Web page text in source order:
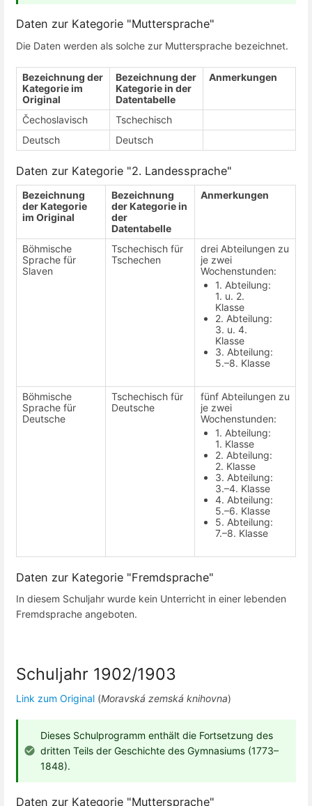
Daten zur Kategorie "Muttersprache"
Die Daten werden als solche zur Muttersprache bezeichnet.
Bezeichnung der
Kategorie im
Original
Bezeichnung der
Kategorie in der
Datentabelle
Anmerkungen
Čechoslavisch
Tschechisch
Deutsch
Deutsch
Daten zur Kategorie "2. Landessprache"
Bezeichnung
der Kategorie
im Original
Bezeichnung
der Kategorie in
der
Datentabelle
Anmerkungen
Böhmische
Sprache für
Slaven
Tschechisch für
Tschechen
drei Abteilungen zu
je zwei
Wochenstunden:
1. Abteilung:
1. u. 2.
Klasse
2. Abteilung:
3. u. 4.
Klasse
3. Abteilung:
5.–8. Klasse
Böhmische
Sprache für
Deutsche
Tschechisch für
Deutsche
fünf Abteilungen zu
je zwei
Wochenstunden:
1. Abteilung:
1. Klasse
2. Abteilung:
2. Klasse
3. Abteilung:
3.–4. Klasse
4. Abteilung:
5.–6. Klasse
5. Abteilung:
7.–8. Klasse
Daten zur Kategorie "Fremdsprache"
In diesem Schuljahr wurde kein Unterricht in einer lebenden
Fremdsprache angeboten.
Schuljahr 1902/1903
Link zum Original (Moravská zemská knihovna)
Dieses Schulprogramm enthält die Fortsetzung des
dritten Teils der Geschichte des Gymnasiums (1773–
1848).
Daten zur Kategorie "Muttersprache"